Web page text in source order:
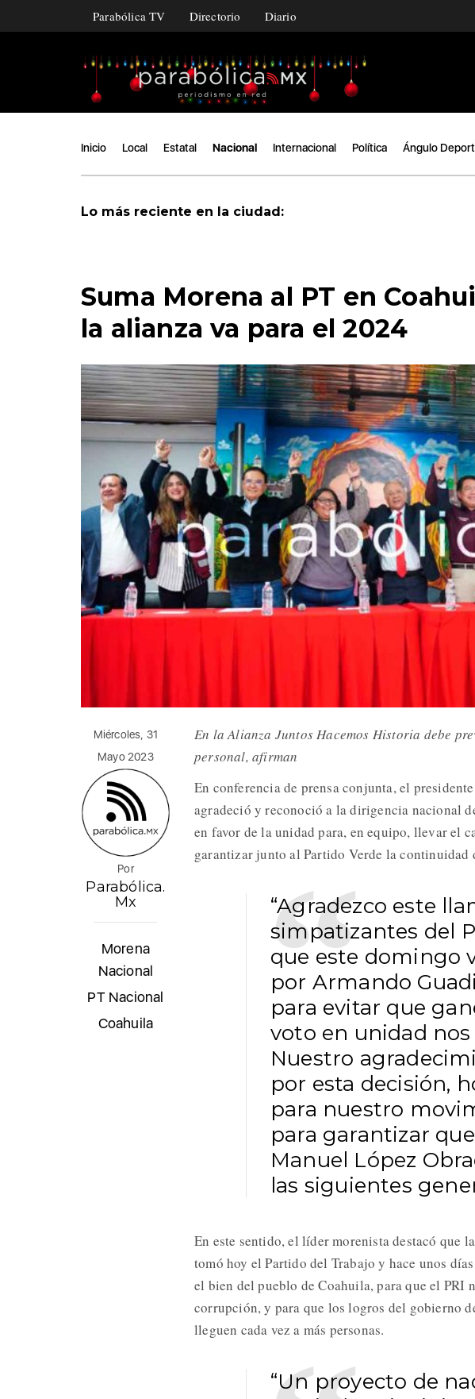
Parabólica TV Directorio Diario
Inicio Local Estatal Nacional Internacional Política Ángulo
Lo más reciente en la ciudad:
Suma Morena al PT en
la alianza va para el 2024
Miércoles, 31
Mayo 2023
Por
Parabólica.
Mx
Morena
Nacional
PT Nacional
Coahuila
En la Alianza Juntos Hacemos Historia debe
personal, afirman
En conferencia de prensa conjunta, el
agradeció y reconoció a la dirigencia nacional
en favor de la unidad para, en equipo, llevar el
garantizar junto al Partido Verde la continuidad
“Agradezco este
simpatizantes del
que este domingo
por Armando
para evitar que
voto en unidad
Nuestro
por esta decisión,
para nuestro
para garantizar
Manuel López
las siguientes
En este sentido, el líder morenista destacó que
tomó hoy el Partido del Trabajo y hace unos
el bien del pueblo de Coahuila, para que el PRI
corrupción, y para que los logros del gobierno
lleguen cada vez a más personas.
“Un proyecto de